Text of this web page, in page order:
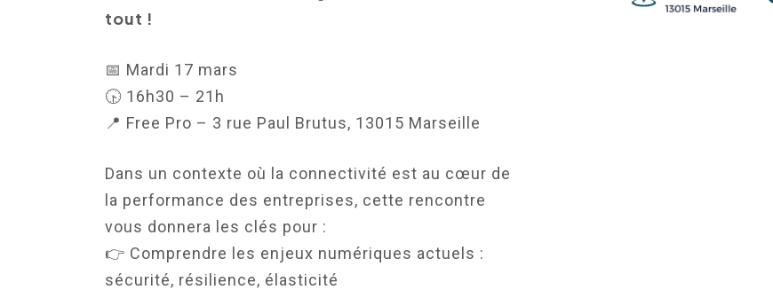
tout !
📅 Mardi 17 mars
🕟 16h30 – 21h
📍 Free Pro – 3 rue Paul Brutus, 13015 Marseille
Dans un contexte où la connectivité est au cœur de
la performance des entreprises, cette rencontre
vous donnera les clés pour :
👉 Comprendre les enjeux numériques actuels :
sécurité, résilience, élasticité